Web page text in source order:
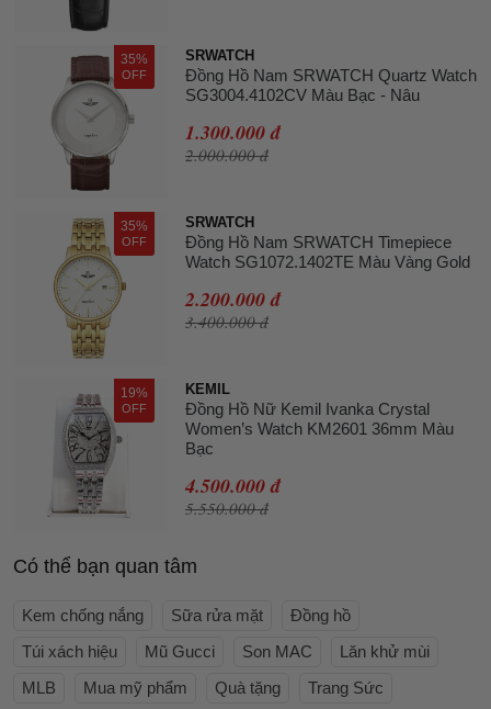
35%
OFF
SRWATCH
Đồng Hồ Nam SRWATCH Quartz Watch
SG3004.4102CV Màu Bạc - Nâu
1.300.000 đ
2.000.000 đ
35%
OFF
SRWATCH
Đồng Hồ Nam SRWATCH Timepiece
Watch SG1072.1402TE Màu Vàng Gold
2.200.000 đ
3.400.000 đ
19%
OFF
KEMIL
Đồng Hồ Nữ Kemil Ivanka Crystal
Women’s Watch KM2601 36mm Màu
Bạc
4.500.000 đ
5.550.000 đ
Có thể bạn quan tâm
Kem chống nắng Sữa rửa mặt
Đồng hồ
Túi xách hiệu
Mũ Gucci Son MAC
Lăn khử mùi
MLB
Mua mỹ phẩm Quà tặng
Trang Sức